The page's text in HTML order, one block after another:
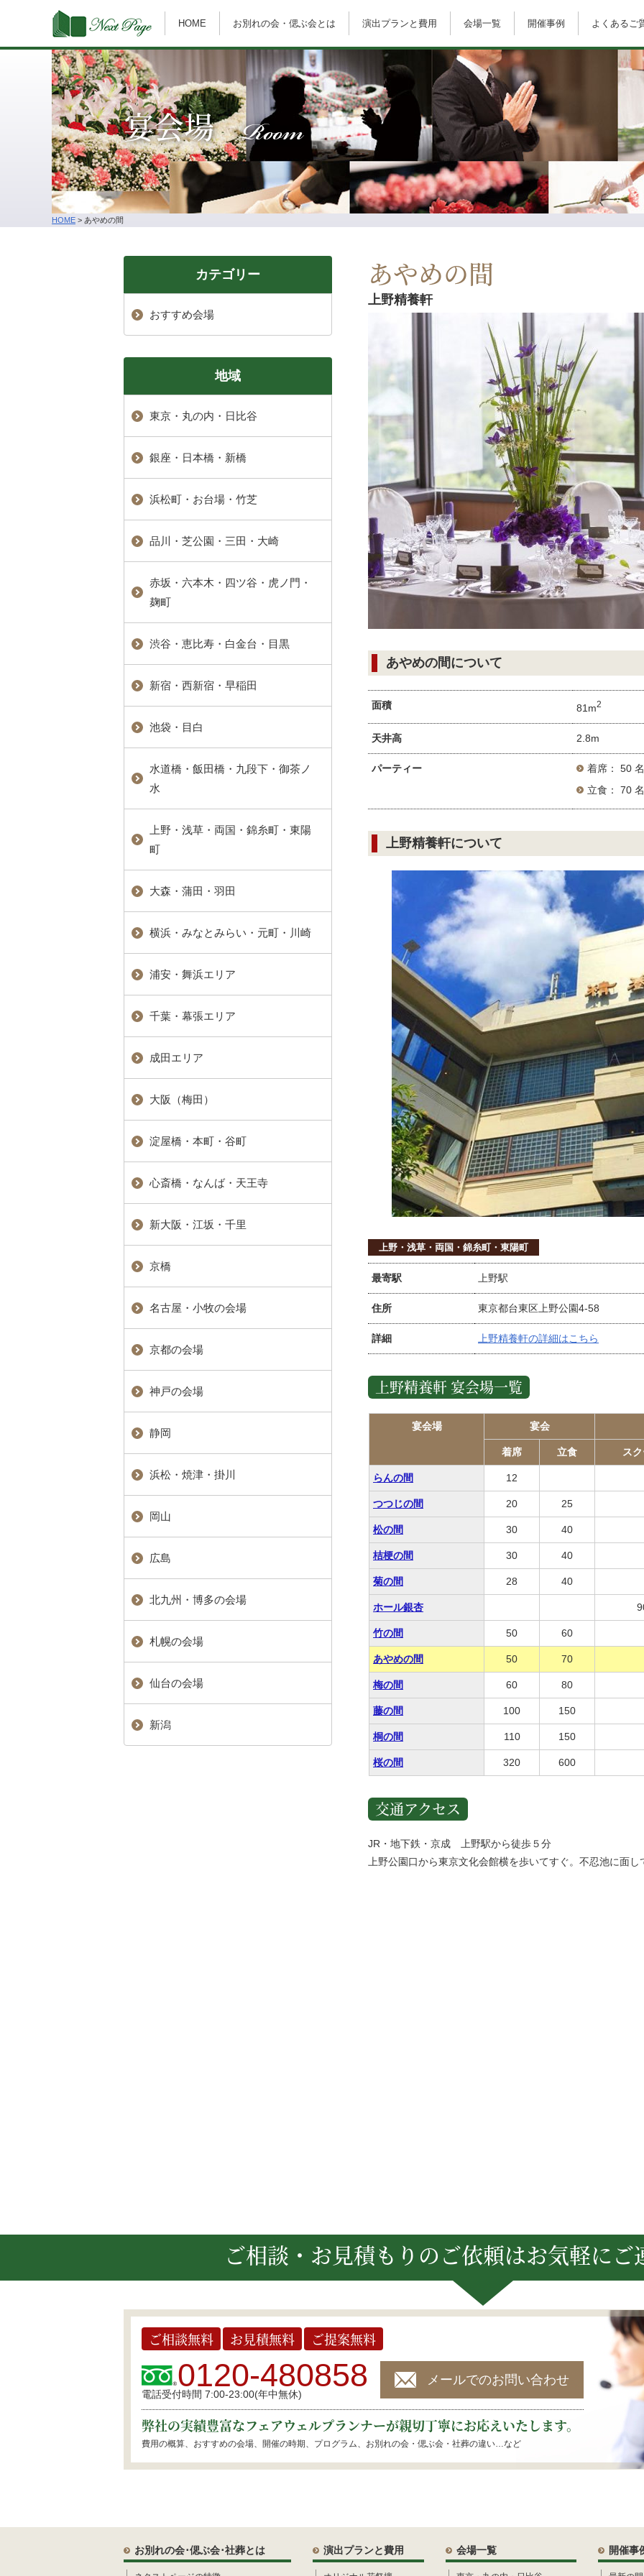
HOME お別れの会・偲ぶ会とは 演出プランと費用 会場一覧 開催事例 よくあるご
宴会場 Room
HOME > あやめの間
あやめの間
上野精養軒
あやめの間について
面積 81m2
天井高 2.8m
パーティー
着席： 50 名
立食： 70 名
上野精養軒について
上野・浅草・両国・錦糸町・東陽町
最寄駅 上野駅
住所 東京都台東区上野公園4-58
詳細 上野精養軒の詳細はこちら
上野精養軒 宴会場一覧
宴会場 宴会
着席 立食 ス
らんの間 12
つつじの間 20 25
松の間 30 40
桔梗の間 30 40
菊の間 28 40
ホール銀杏
竹の間 50 60
あやめの間 50 70
梅の間 60 80
藤の間 100 150
桐の間 110 150
桜の間 320 600
交通アクセス
JR・地下鉄・京成 上野駅から徒歩５分
上野公園口から東京文化会館横を歩いてすぐ。不忍池に面し
カテゴリー
おすすめ会場
地域
東京・丸の内・日比谷
銀座・日本橋・新橋
浜松町・お台場・竹芝
品川・芝公園・三田・大崎
赤坂・六本木・四ツ谷・虎ノ門・
麹町
渋谷・恵比寿・白金台・目黒
新宿・西新宿・早稲田
池袋・目白
水道橋・飯田橋・九段下・御茶ノ
水
上野・浅草・両国・錦糸町・東陽
町
大森・蒲田・羽田
横浜・みなとみらい・元町・川崎
浦安・舞浜エリア
千葉・幕張エリア
成田エリア
大阪（梅田）
淀屋橋・本町・谷町
心斎橋・なんば・天王寺
新大阪・江坂・千里
京橋
名古屋・小牧の会場
京都の会場
神戸の会場
静岡
浜松・焼津・掛川
岡山
広島
北九州・博多の会場
札幌の会場
仙台の会場
新潟
ご相談・お見積もりのご依頼はお気軽に
ご相談無料 お見積無料 ご提案無料
0120-480858
電話受付時間 7:00-23:00(年中無休)
メールでのお問い合わせ
弊社の実績豊富なフェアウェルプランナーが親切丁寧にお応えいたします。
費用の概算、おすすめの会場、開催の時期、プログラム、お別れの会・偲ぶ会・社葬の違い…など
お別れの会･偲ぶ会･社葬とは 演出プランと費用 会場一覧 開催事